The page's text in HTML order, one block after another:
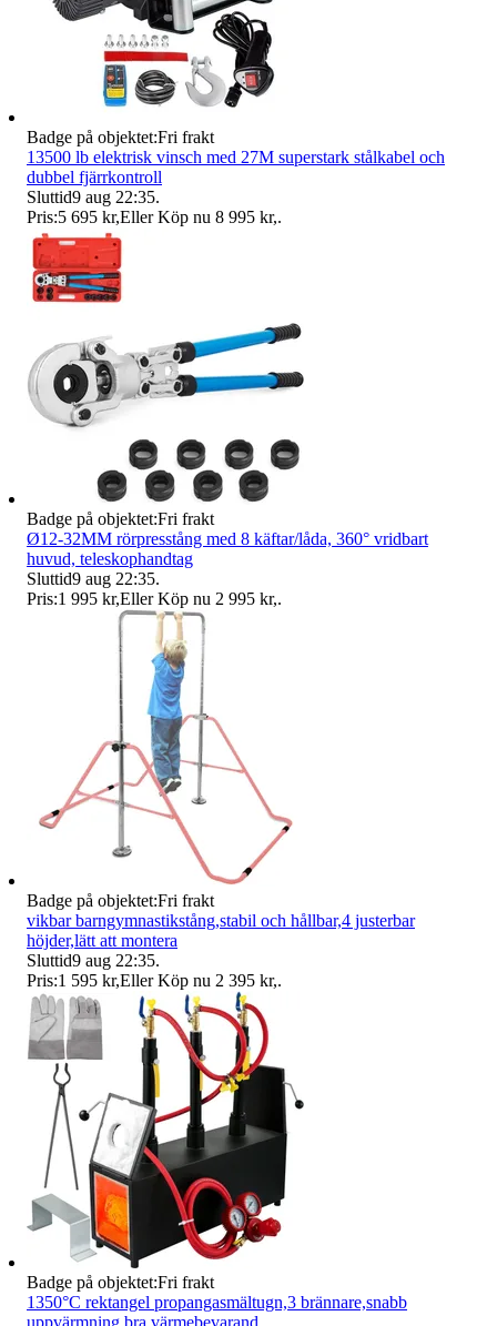
Badge på objektet:Fri frakt
13500 lb elektrisk vinsch med 27M superstark stålkabel och
dubbel fjärrkontroll
Sluttid9 aug 22:35.
Pris:5 695 kr,Eller Köp nu 8 995 kr,.
Badge på objektet:Fri frakt
Ø12-32MM rörpresstång med 8 käftar/låda, 360° vridbart
huvud, teleskophandtag
Sluttid9 aug 22:35.
Pris:1 995 kr,Eller Köp nu 2 995 kr,.
Badge på objektet:Fri frakt
vikbar barngymnastikstång,stabil och hållbar,4 justerbar
höjder,lätt att montera
Sluttid9 aug 22:35.
Pris:1 595 kr,Eller Köp nu 2 395 kr,.
Badge på objektet:Fri frakt
1350°C rektangel propangasmältugn,3 brännare,snabb
uppvärmning,bra värmebevarand